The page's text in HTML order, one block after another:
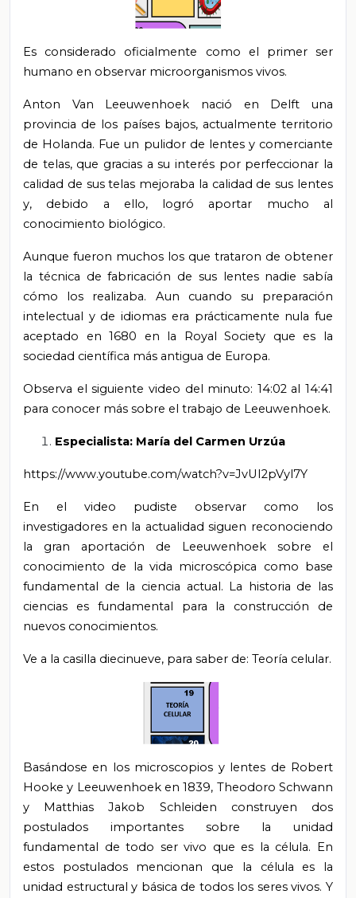
Es considerado oficialmente como el primer ser
humano en observar microorganismos vivos.
Anton Van Leeuwenhoek nació en Delft una
provincia de los países bajos, actualmente territorio
de Holanda. Fue un pulidor de lentes y comerciante
de telas, que gracias a su interés por perfeccionar la
calidad de sus telas mejoraba la calidad de sus lentes
y, debido a ello, logró aportar mucho al
conocimiento biológico.
Aunque fueron muchos los que trataron de obtener
la técnica de fabricación de sus lentes nadie sabía
cómo los realizaba. Aun cuando su preparación
intelectual y de idiomas era prácticamente nula fue
aceptado en 1680 en la Royal Society que es la
sociedad científica más antigua de Europa.
Observa el siguiente video del minuto: 14:02 al 14:41
para conocer más sobre el trabajo de Leeuwenhoek.
Especialista: María del Carmen Urzúa
https://www.youtube.com/watch?v=JvUI2pVyl7Y
En el video pudiste observar como los
investigadores en la actualidad siguen reconociendo
la gran aportación de Leeuwenhoek sobre el
conocimiento de la vida microscópica como base
fundamental de la ciencia actual. La historia de las
ciencias es fundamental para la construcción de
nuevos conocimientos.
Ve a la casilla diecinueve, para saber de: Teoría celular.
Basándose en los microscopios y lentes de Robert
Hooke y Leeuwenhoek en 1839, Theodoro Schwann
y Matthias Jakob Schleiden construyen dos
postulados importantes sobre la unidad
fundamental de todo ser vivo que es la célula. En
estos postulados mencionan que la célula es la
unidad estructural y básica de todos los seres vivos. Y